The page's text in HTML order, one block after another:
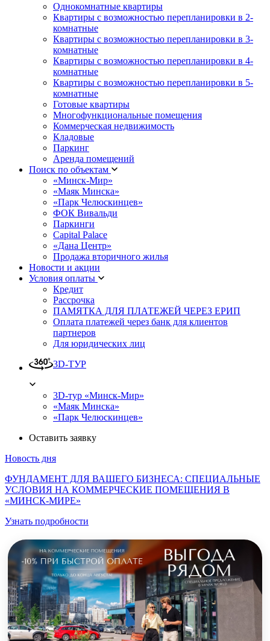
Однокомнатные квартиры
Квартиры с возможностью перепланировки в 2-
комнатные
Квартиры с возможностью перепланировки в 3-
комнатные
Квартиры с возможностью перепланировки в 4-
комнатные
Квартиры с возможностью перепланировки в 5-
комнатные
Готовые квартиры
Многофункциональные помещения
Коммерческая недвижимость
Кладовые
Паркинг
Аренда помещений
Поиск по объектам
«Минск-Мир»
«Маяк Минска»
«Парк Челюскинцев»
ФОК Вивальди
Паркинги
Capital Palace
«Дана Центр»
Продажа вторичного жилья
Новости и акции
Условия оплаты
Кредит
Рассрочка
ПАМЯТКА ДЛЯ ПЛАТЕЖЕЙ ЧЕРЕЗ ЕРИП
Оплата платежей через банк для клиентов
партнеров
Для юридических лиц
3D-ТУР
3D-тур «Минск-Мир»
«Маяк Минска»
«Парк Челюскинцев»
Оставить заявку
Новость дня
ФУНДАМЕНТ ДЛЯ ВАШЕГО БИЗНЕСА: СПЕЦИАЛЬНЫЕ
УСЛОВИЯ НА КОММЕРЧЕСКИЕ ПОМЕЩЕНИЯ В
«МИНСК-МИРЕ»
Узнать подробности